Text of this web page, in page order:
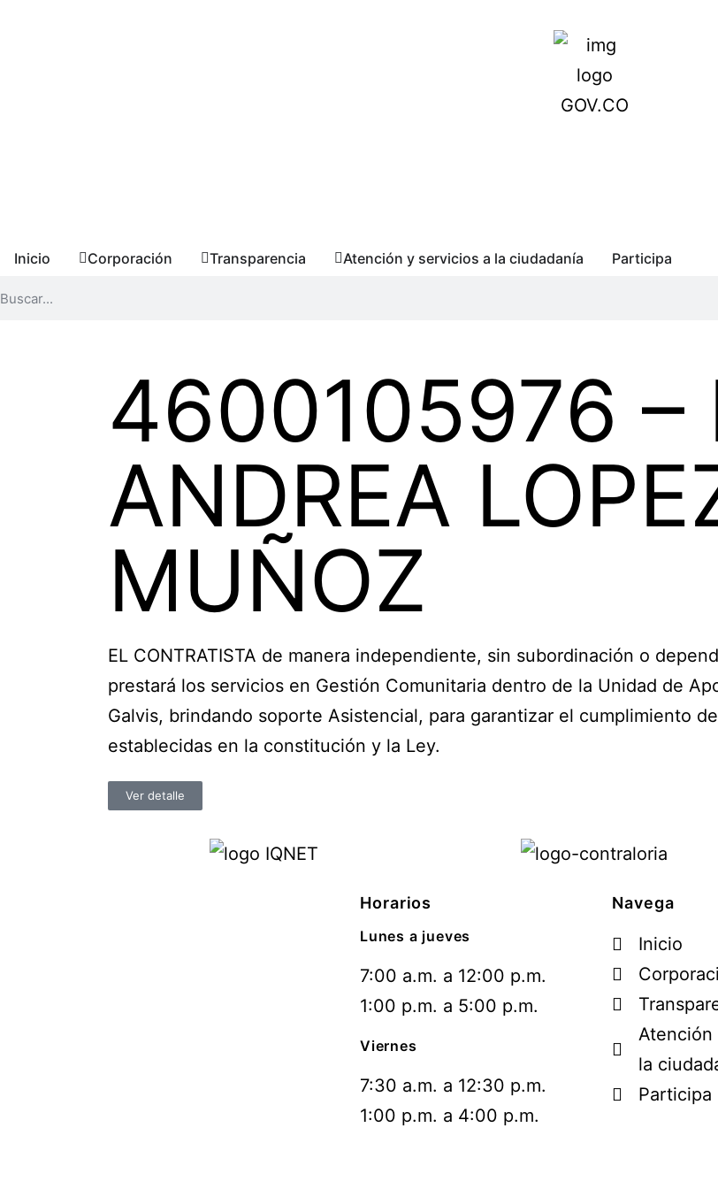
Inicio Corporación Transparencia Atención y servicios a la ciudadanía Participa
4600105976 –
ANDREA
MUÑOZ
EL CONTRATISTA de manera independiente, sin subordinación o
prestará los servicios en Gestión Comunitaria dentro de la Unidad de
Galvis, brindando soporte Asistencial, para garantizar el cumplimiento
establecidas en la constitución y la Ley.
Ver detalle
Horarios
Lunes a jueves
7:00 a.m. a 12:00 p.m.
1:00 p.m. a 5:00 p.m.
Viernes
7:30 a.m. a 12:30 p.m.
1:00 p.m. a 4:00 p.m.
Navega
Inicio
Atención
la
Participa